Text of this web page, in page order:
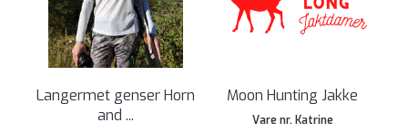
Langermet genser Horn
and ...
Moon Hunting Jakke
Vare nr. Katrine